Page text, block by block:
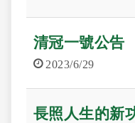
清冠一號公告
2023/6/29
長照人生的新